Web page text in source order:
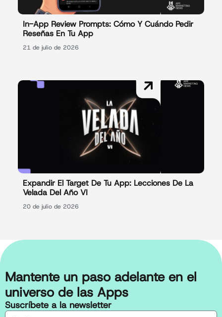
In-App Review Prompts: Cómo Y Cuándo Pedir
Reseñas En Tu App
21 de julio de 2026
Expandir El Target De Tu App: Lecciones De La
Velada Del Año VI
20 de julio de 2026
Mantente un paso adelante en el
universo de las Apps
Suscríbete a la newsletter